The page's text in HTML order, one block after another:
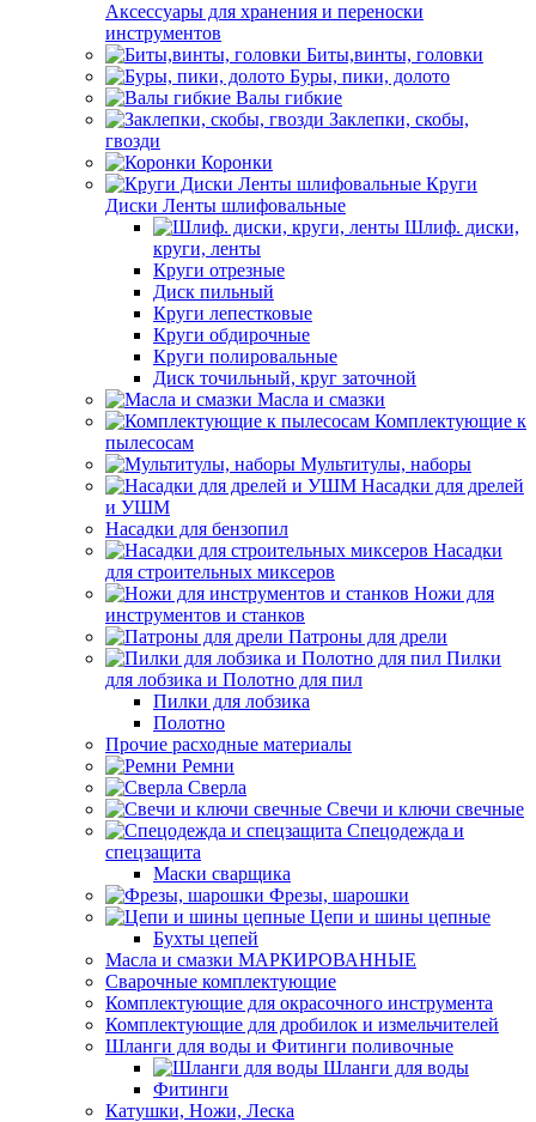
Аксессуары для хранения и переноски
инструментов
Биты,винты, головки
Буры, пики, долото
Валы гибкие
Заклепки, скобы,
гвозди
Коронки
Круги
Диски Ленты шлифовальные
Шлиф. диски,
круги, ленты
Круги отрезные
Диск пильный
Круги лепестковые
Круги обдирочные
Круги полировальные
Диск точильный, круг заточной
Масла и смазки
Комплектующие к
пылесосам
Мультитулы, наборы
Насадки для дрелей
и УШМ
Насадки для бензопил
Насадки
для строительных миксеров
Ножи для
инструментов и станков
Патроны для дрели
Пилки
для лобзика и Полотно для пил
Пилки для лобзика
Полотно
Прочие расходные материалы
Ремни
Сверла
Свечи и ключи свечные
Спецодежда и
спецзащита
Маски сварщика
Фрезы, шарошки
Цепи и шины цепные
Бухты цепей
Масла и смазки МАРКИРОВАННЫЕ
Сварочные комплектующие
Комплектующие для окрасочного инструмента
Комплектующие для дробилок и измельчителей
Шланги для воды и Фитинги поливочные
Шланги для воды
Фитинги
Катушки, Ножи, Леска